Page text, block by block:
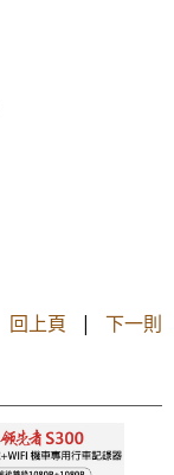
回上頁 | 下一則